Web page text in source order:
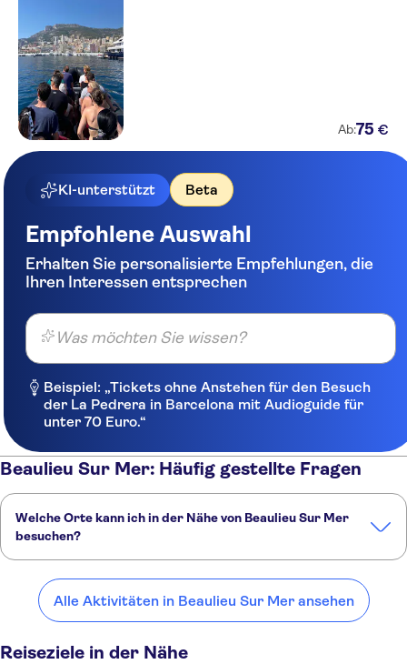
Ab:75 €
KI-unterstützt Beta
Empfohlene Auswahl
Erhalten Sie personalisierte Empfehlungen, die
Ihren Interessen entsprechen
Was möchten Sie wissen?
Beispiel: „Tickets ohne Anstehen für den Besuch
der La Pedrera in Barcelona mit Audioguide für
unter 70 Euro.“
Beaulieu Sur Mer: Häufig gestellte Fragen
Welche Orte kann ich in der Nähe von Beaulieu Sur Mer
besuchen?
St Jean Cap Ferrat
Alle Aktivitäten in Beaulieu Sur Mer ansehen
Reiseziele in der Nähe